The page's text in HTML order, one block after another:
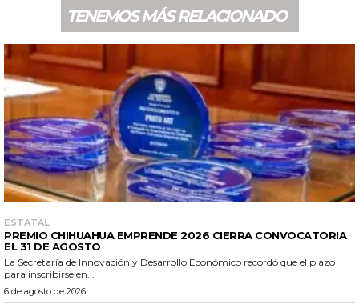
TENEMOS MÁS RELACIONADO
ESTATAL
PREMIO CHIHUAHUA EMPRENDE 2026 CIERRA CONVOCATORIA
EL 31 DE AGOSTO
La Secretaría de Innovación y Desarrollo Económico recordó que el plazo
para inscribirse en...
6 de agosto de 2026